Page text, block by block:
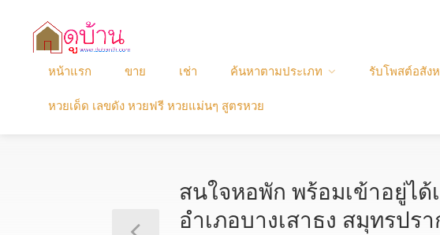
หน้าแรก ขาย เช่า ค้นหาตามประเภท รับโพสต์อสัง
หวยเด็ด เลขดัง หวยฟรี หวยแม่นๆ สูตรหวย
สนใจหอพัก พร้อมเข้าอยู่ไ
อำเภอบางเสาธง สมุทรป